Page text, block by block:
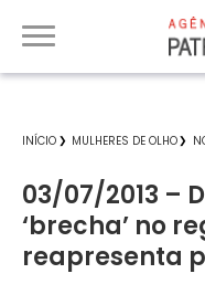
INÍCIO MULHERES DE OLHO
03/07/2013 –
‘brecha’ no
reapresenta